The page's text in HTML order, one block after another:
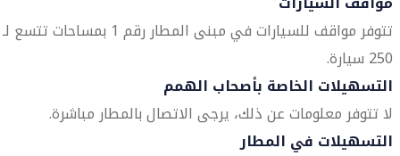
تتوفر مواقف للسيارات في مبنى المطار رقم 1 بمساحات تتسع لـ
250 سيارة.
التسهيلات الخاصة بأصحاب الهمم
لا تتوفر معلومات عن ذلك، يرجى الاتصال بالمطار مباشرة.
التسهيلات في المطار